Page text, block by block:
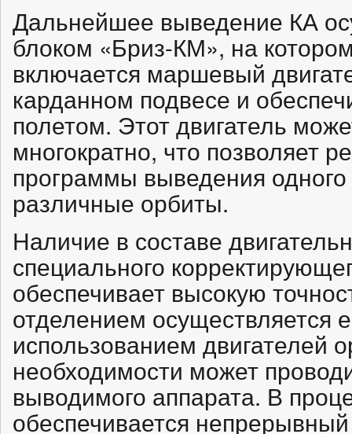
Дальнейшее выведение КА
блоком «Бриз-КМ», на
включается маршевый
карданном подвесе и
полетом. Этот двигатель
многократно, что позволяет
программы выведения
различные орбиты.
Наличие в составе
специального
обеспечивает высокую
отделением осуществляется
использованием двигателей
необходимости может
выводимого аппарата. В
обеспечивается